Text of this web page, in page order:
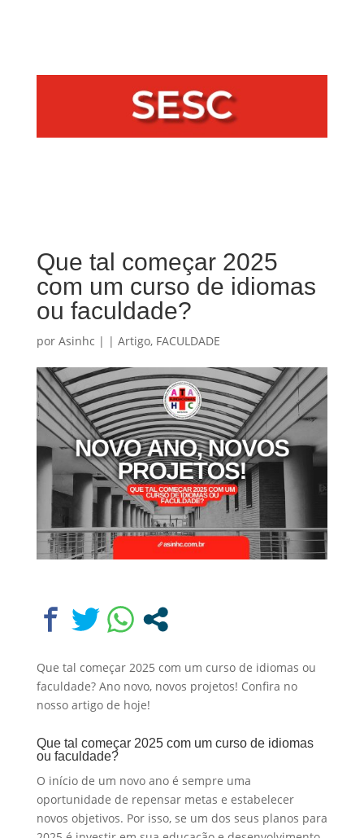
Que tal começar 2025
com um curso de idiomas
ou faculdade?
por Asinhc | | Artigo, FACULDADE
Que tal começar 2025 com um curso de idiomas ou
faculdade? Ano novo, novos projetos! Confira no
nosso artigo de hoje!
Que tal começar 2025 com um curso de idiomas
ou faculdade?
O início de um novo ano é sempre uma
oportunidade de repensar metas e estabelecer
novos objetivos. Por isso, se um dos seus planos para